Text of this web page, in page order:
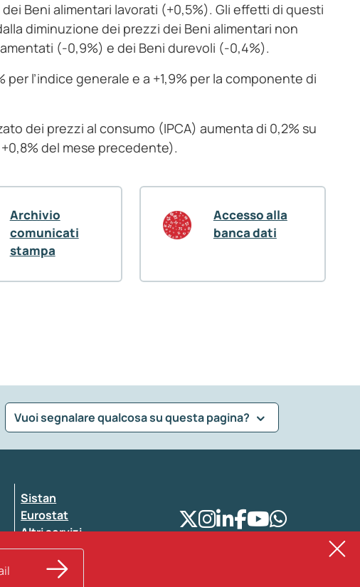
Beni alimentari lavorati (+0,5%). Gli effetti di questi
diminuzione dei prezzi dei Beni alimentari non
(-0,9%) e dei Beni durevoli (-0,4%).
per l’indice generale e a +1,9% per la componente di
dei prezzi al consumo (IPCA) aumenta di 0,2% su
del mese precedente).
Archivio
comunicati
stampa
Accesso alla
banca dati
Vuoi segnalare qualcosa su questa pagina?
Sistan
Eurostat
Altri servizi